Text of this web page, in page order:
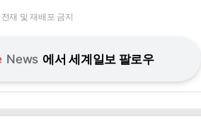
재 및 재배포 금지
News 에서 세계일보 팔로우